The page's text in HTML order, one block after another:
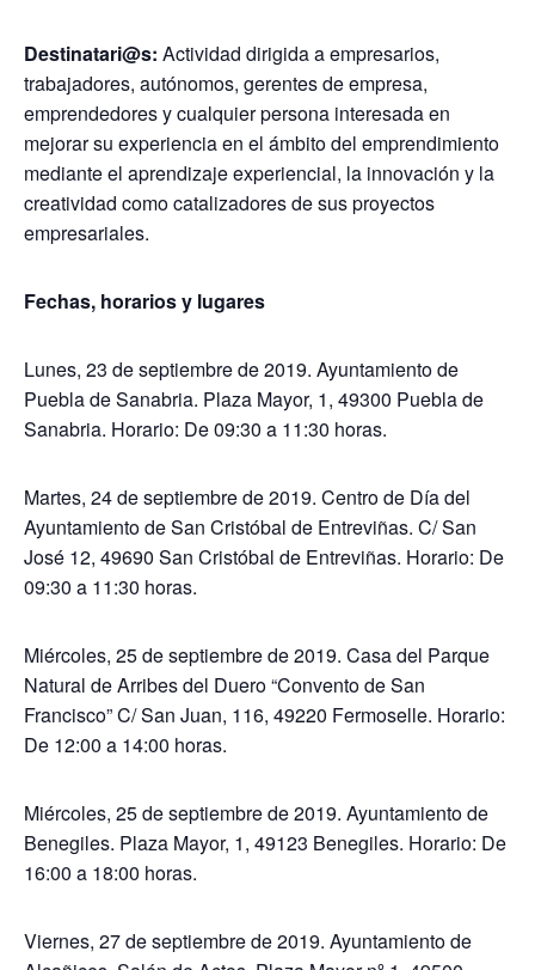
Destinatari@s: Actividad dirigida a empresarios,
trabajadores, autónomos, gerentes de empresa,
emprendedores y cualquier persona interesada en
mejorar su experiencia en el ámbito del emprendimiento
mediante el aprendizaje experiencial, la innovación y la
creatividad como catalizadores de sus proyectos
empresariales.
Fechas, horarios y lugares
Lunes, 23 de septiembre de 2019. Ayuntamiento de
Puebla de Sanabria. Plaza Mayor, 1, 49300 Puebla de
Sanabria. Horario: De 09:30 a 11:30 horas.
Martes, 24 de septiembre de 2019. Centro de Día del
Ayuntamiento de San Cristóbal de Entreviñas. C/ San
José 12, 49690 San Cristóbal de Entreviñas. Horario: De
09:30 a 11:30 horas.
Miércoles, 25 de septiembre de 2019. Casa del Parque
Natural de Arribes del Duero “Convento de San
Francisco” C/ San Juan, 116, 49220 Fermoselle. Horario:
De 12:00 a 14:00 horas.
Miércoles, 25 de septiembre de 2019. Ayuntamiento de
Benegiles. Plaza Mayor, 1, 49123 Benegiles. Horario: De
16:00 a 18:00 horas.
Viernes, 27 de septiembre de 2019. Ayuntamiento de